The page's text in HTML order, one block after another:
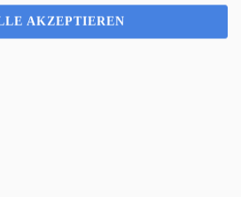
Essen; Lieferando; Salat Lieferung;
AKZEPTIEREN